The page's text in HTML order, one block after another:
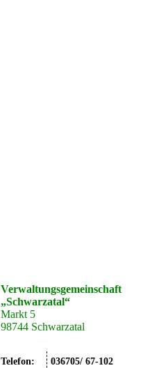
Verwaltungsgemeinschaft
„Schwarzatal“
Markt 5
98744 Schwarzatal
Telefon:
036705/ 67-102